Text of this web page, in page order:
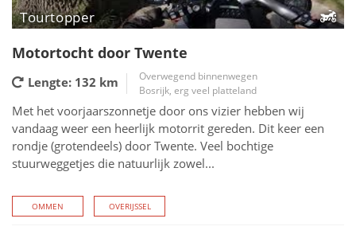
Tourtopper
Motortocht door Twente
Lengte: 132 km
Overwegend binnenwegen
Bosrijk, erg veel platteland
Met het voorjaarszonnetje door ons vizier hebben wij
vandaag weer een heerlijk motorrit gereden. Dit keer een
rondje (grotendeels) door Twente. Veel bochtige
stuurweggetjes die natuurlijk zowel...
OMMEN OVERIJSSEL